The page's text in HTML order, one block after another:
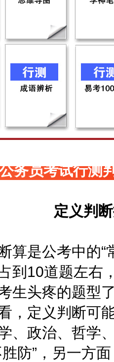
务员考试行测
定义判
是公考中的“
到10道题左右
生头疼的题型
，定义判断可
、政治、哲学
防”，另一方